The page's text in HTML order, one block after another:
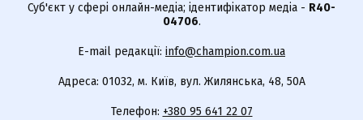
Суб'єкт у сфері онлайн-медіа; ідентифікатор медіа - R40-
04706.
E-mail редакції: info@champion.com.ua
Адреса: 01032, м. Київ, вул. Жилянська, 48, 50А
Телефон: +380 95 641 22 07